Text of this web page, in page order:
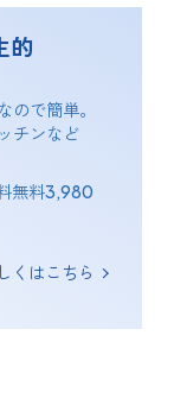
的
ので簡単。
チンなど
無料3,980
くはこちら